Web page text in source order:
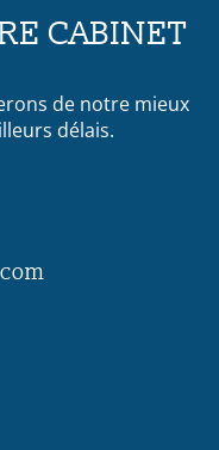
CABINET
de notre mieux
délais.